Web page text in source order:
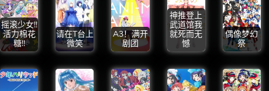
摇滚少女!!
活力棉花
糖!!
请在T台上
微笑
A3！满开
剧团
神推登上
武道馆我
就死而无
憾
偶像梦幻
祭